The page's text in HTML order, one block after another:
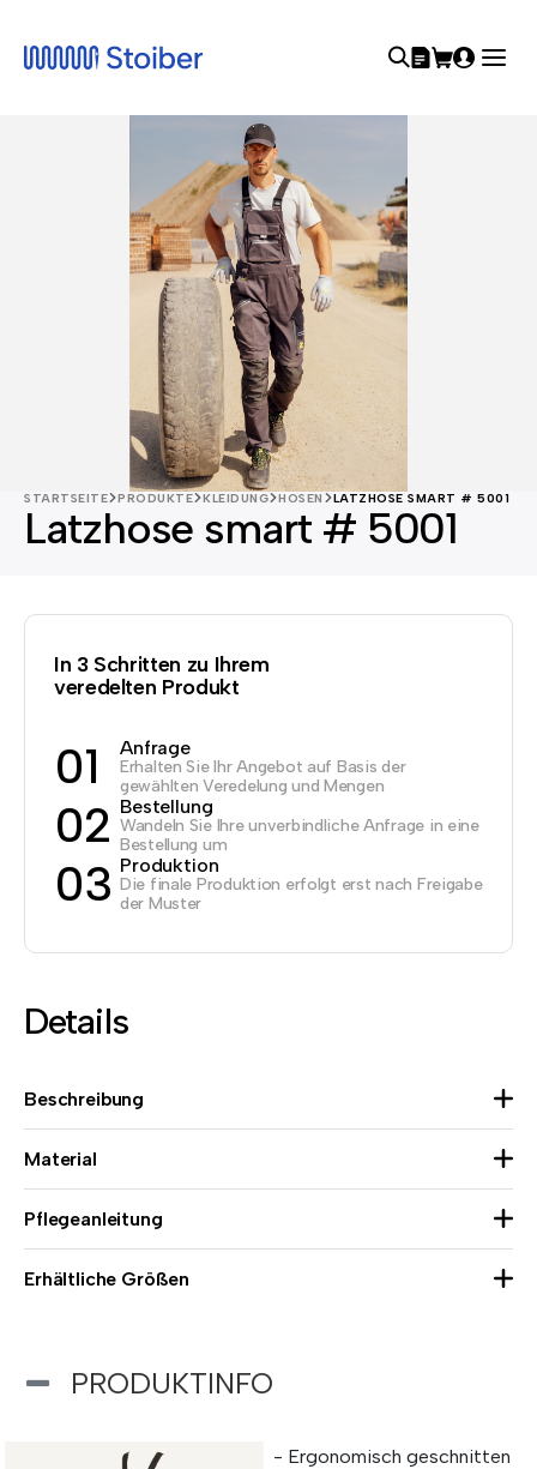
STARTSEITE PRODUKTE KLEIDUNG HOSEN LATZHOSE SMART # 5001
Latzhose smart # 5001
In 3 Schritten zu Ihrem
veredelten Produkt
01 Anfrage
Erhalten Sie Ihr Angebot auf Basis der
gewählten Veredelung und Mengen
02 Bestellung
Wandeln Sie Ihre unverbindliche Anfrage in eine
Bestellung um
03 Produktion
Die finale Produktion erfolgt erst nach Freigabe
der Muster
Details
Beschreibung
Material
Pflegeanleitung
Erhältliche Größen
PRODUKTINFO
- Ergonomisch geschnitten